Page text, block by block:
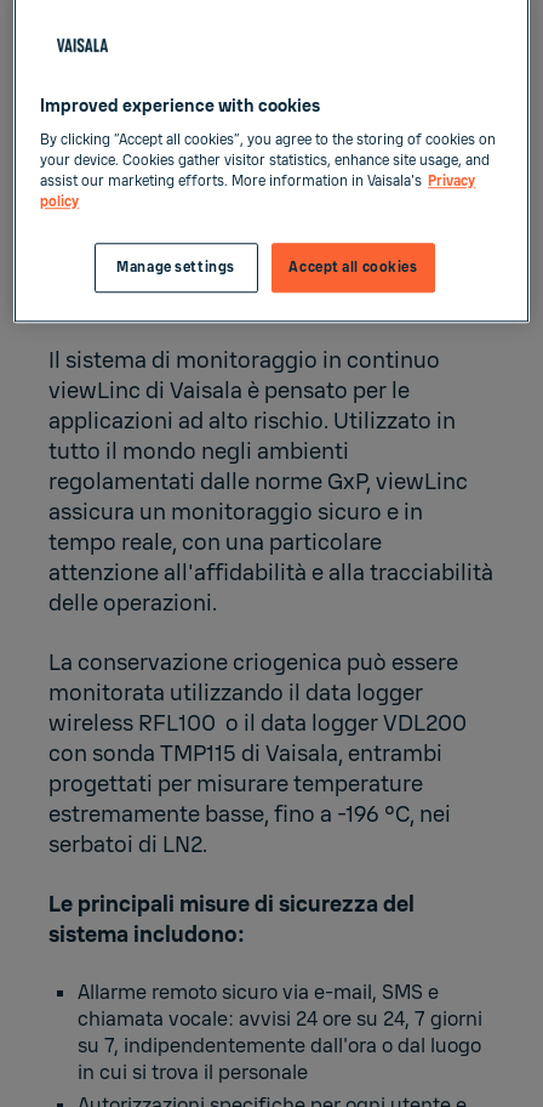
Soluzioni di monitoraggio
sicure per le applicazioni
con LN₂
Il sistema di monitoraggio in continuo
viewLinc di Vaisala è pensato per le
applicazioni ad alto rischio. Utilizzato in
tutto il mondo negli ambienti
regolamentati dalle norme GxP, viewLinc
assicura un monitoraggio sicuro e in
tempo reale, con una particolare
attenzione all'affidabilità e alla tracciabilità
delle operazioni.
La conservazione criogenica può essere
monitorata utilizzando il data logger
wireless RFL100 o il data logger VDL200
con sonda TMP115 di Vaisala, entrambi
progettati per misurare temperature
estremamente basse, fino a -196 °C, nei
serbatoi di LN2.
Le principali misure di sicurezza del
sistema includono:
Allarme remoto sicuro via e-mail, SMS e
chiamata vocale: avvisi 24 ore su 24, 7 giorni
su 7, indipendentemente dall'ora o dal luogo
in cui si trova il personale
Improved experience with cookies
By clicking “Accept all cookies”, you agree to the storing of cookies on
your device. Cookies gather visitor statistics, enhance site usage, and
assist our marketing efforts. More information in Vaisala's Privacy
policy
Accept all cookies
Manage settings